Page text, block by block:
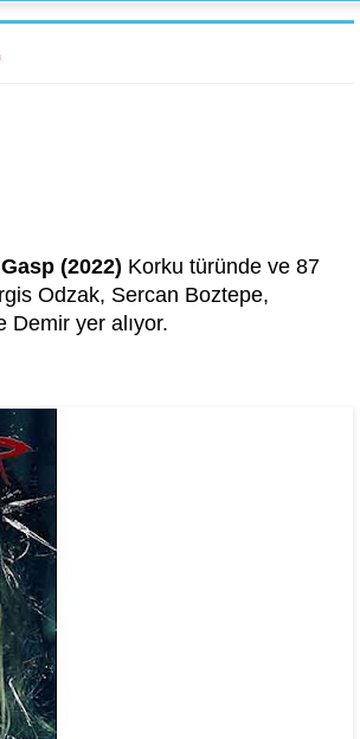
Gasp (2022) Korku türünde ve 87
Odzak, Sercan Boztepe,
Demir yer alıyor.